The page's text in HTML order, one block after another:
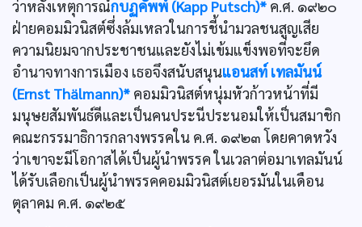
ว่าหลังเหตุการณ์กบฏคัพพ์ (Kapp Putsch)* ค.ศ. ๑๙๒๐
ฝ่ายคอมมิวนิสต์ซึ่งล้มเหลวในการชี้นำมวลชนสูญเสีย
ความนิยมจากประชาชนและยังไม่เข้มแข็งพอที่จะยึด
อำนาจทางการเมือง เธอจึงสนับสนุนแอนสท์ เทลมันน์
(Ernst Thälmann)* คอมมิวนิสต์หนุ่มหัวก้าวหน้าที่มี
มนุษยสัมพันธ์ดีและเป็นคนประนีประนอมให้เป็นสมาชิก
คณะกรรมาธิการกลางพรรคใน ค.ศ. ๑๙๒๓ โดยคาดหวัง
ว่าเขาจะมีโอกาสได้เป็นผู้นำพรรค ในเวลาต่อมาเทลมันน์
ได้รับเลือกเป็นผู้นำพรรคคอมมิวนิสต์เยอรมันในเดือน
ตุลาคม ค.ศ. ๑๙๒๕